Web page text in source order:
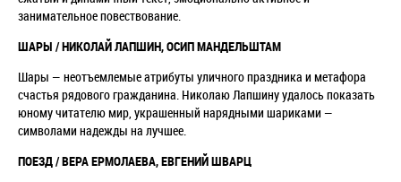
занимательное повествование.
ШАРЫ / НИКОЛАЙ ЛАПШИН, ОСИП МАНДЕЛЬШТАМ
Шары — неотъемлемые атрибуты уличного праздника и метафора
счастья рядового гражданина. Николаю Лапшину удалось показать
юному читателю мир, украшенный нарядными шариками —
символами надежды на лучшее.
ПОЕЗД / ВЕРА ЕРМОЛАЕВА, ЕВГЕНИЙ ШВАРЦ